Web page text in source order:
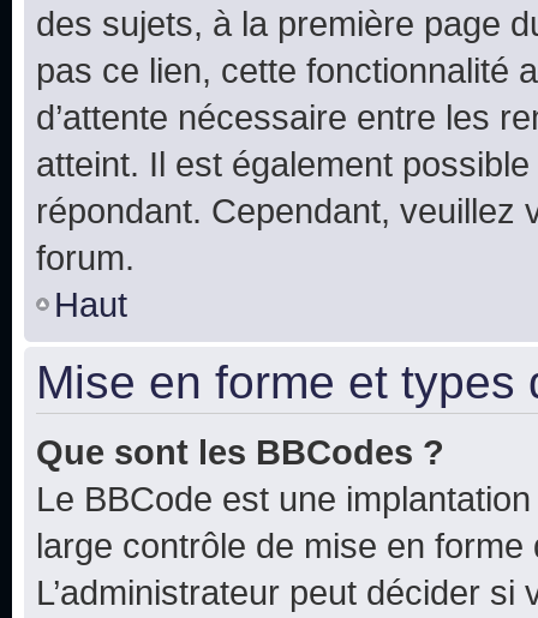
des sujets, à la première page
pas ce lien, cette fonctionnalité
d’attente nécessaire entre les
atteint. Il est également
répondant. Cependant,
forum.
Haut
Mise en forme et types
Que sont les BBCodes ?
Le BBCode est une
large contrôle de mise en forme
L’administrateur peut décider